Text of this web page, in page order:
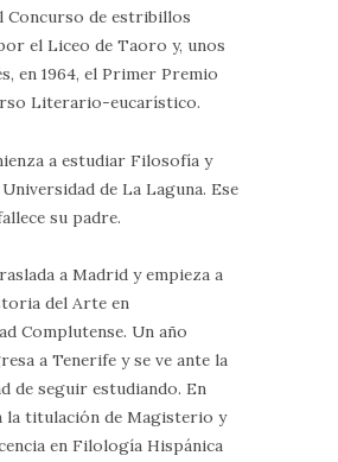
Concurso de estribillos
el Liceo de Taoro y, unos
en 1964, el Primer Premio
Literario-eucarístico.
a estudiar Filosofía y
de La Laguna. Ese
su padre.
a Madrid y empieza a
del Arte en
Complutense. Un año
a Tenerife y se ve ante la
de seguir estudiando. En
la titulación de Magisterio y
en Filología Hispánica